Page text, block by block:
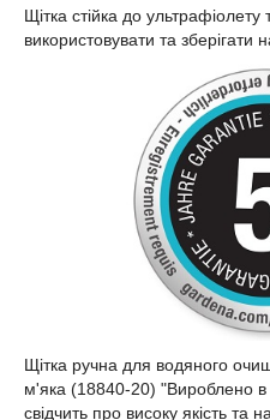
Щітка стійка до
використовувати та зберігати
Щітка ручна для водяного
м'яка (18840-20) "Вироблено в
свідчить про високу якість та